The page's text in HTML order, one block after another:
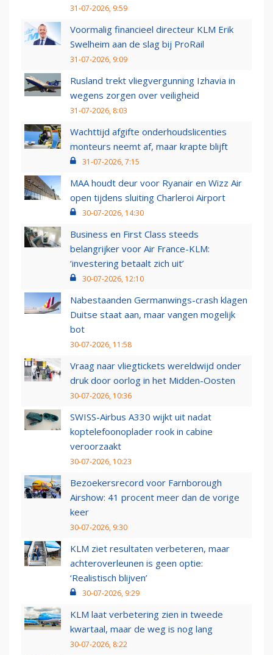
31-07-2026, 9:59
Voormalig financieel directeur KLM Erik
Swelheim aan de slag bij ProRail
31-07-2026, 9:09
Rusland trekt vliegvergunning Izhavia in
wegens zorgen over veiligheid
31-07-2026, 8:03
Wachttijd afgifte onderhoudslicenties
monteurs neemt af, maar krapte blijft
31-07-2026, 7:15
MAA houdt deur voor Ryanair en Wizz Air
open tijdens sluiting Charleroi Airport
30-07-2026, 14:30
Business en First Class steeds
belangrijker voor Air France-KLM:
‘investering betaalt zich uit’
30-07-2026, 12:10
Nabestaanden Germanwings-crash klagen
Duitse staat aan, maar vangen mogelijk
bot
30-07-2026, 11:58
Vraag naar vliegtickets wereldwijd onder
druk door oorlog in het Midden-Oosten
30-07-2026, 10:36
SWISS-Airbus A330 wijkt uit nadat
koptelefoonoplader rook in cabine
veroorzaakt
30-07-2026, 10:23
Bezoekersrecord voor Farnborough
Airshow: 41 procent meer dan de vorige
keer
30-07-2026, 9:30
KLM ziet resultaten verbeteren, maar
achteroverleunen is geen optie:
‘Realistisch blijven’
30-07-2026, 9:29
KLM laat verbetering zien in tweede
kwartaal, maar de weg is nog lang
30-07-2026, 8:22